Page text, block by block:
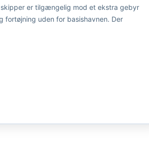
er tilgængelig mod et ekstra gebyr
uden for basishavnen. Der